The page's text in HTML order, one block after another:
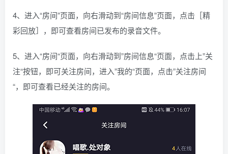
4、进入“房间”页面，向右滑动到“房间信息”页面，点击［精
彩回放］，即可查看房间已发布的录音文件。
5、进入“房间“页面，向右滑动到”房间信息“页面，点击上”关
注“按钮，即可关注房间，进入”我的“页面，点击”关注房间
“，即可查看已经关注的房间。